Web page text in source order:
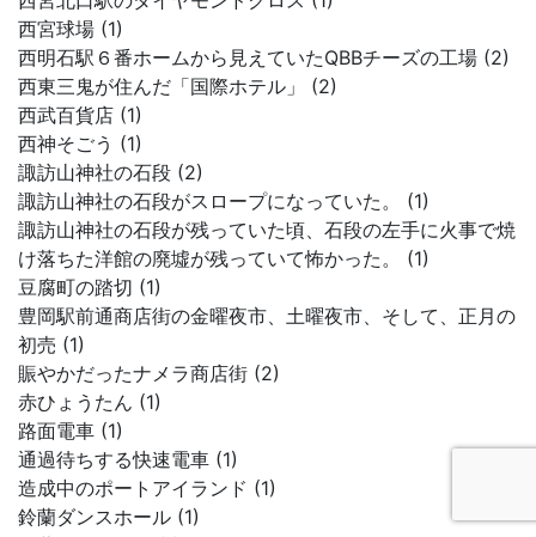
西宮球場 (1)
西明石駅６番ホームから見えていたQBBチーズの工場 (2)
西東三鬼が住んだ「国際ホテル」 (2)
西武百貨店 (1)
西神そごう (1)
諏訪山神社の石段 (2)
諏訪山神社の石段がスロープになっていた。 (1)
諏訪山神社の石段が残っていた頃、石段の左手に火事で焼
け落ちた洋館の廃墟が残っていて怖かった。 (1)
豆腐町の踏切 (1)
豊岡駅前通商店街の金曜夜市、土曜夜市、そして、正月の
初売 (1)
賑やかだったナメラ商店街 (2)
赤ひょうたん (1)
路面電車 (1)
通過待ちする快速電車 (1)
造成中のポートアイランド (1)
鈴蘭ダンスホール (1)